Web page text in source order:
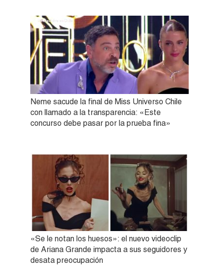
Neme sacude la final de Miss Universo Chile
con llamado a la transparencia: «Este
concurso debe pasar por la prueba fina»
«Se le notan los huesos»: el nuevo videoclip
de Ariana Grande impacta a sus seguidores y
desata preocupación